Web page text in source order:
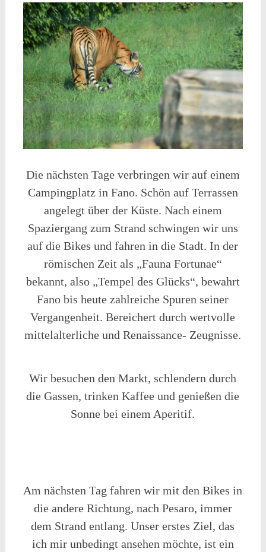
Die nächsten Tage verbringen wir auf einem
Campingplatz in Fano. Schön auf Terrassen
angelegt über der Küste. Nach einem
Spaziergang zum Strand schwingen wir uns
auf die Bikes und fahren in die Stadt. In der
römischen Zeit als „Fauna Fortunae“
bekannt, also „Tempel des Glücks“, bewahrt
Fano bis heute zahlreiche Spuren seiner
Vergangenheit. Bereichert durch wertvolle
mittelalterliche und Renaissance- Zeugnisse.
Wir besuchen den Markt, schlendern durch
die Gassen, trinken Kaffee und genießen die
Sonne bei einem Aperitif.
Am nächsten Tag fahren wir mit den Bikes in
die andere Richtung, nach Pesaro, immer
dem Strand entlang. Unser erstes Ziel, das
ich mir unbedingt ansehen möchte, ist ein